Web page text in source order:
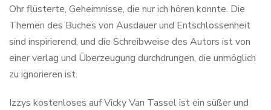
Ohr flüsterte, Geheimnisse, die nur ich hören konnte. Die
Themen des Buches von Ausdauer und Entschlossenheit
sind inspirierend, und die Schreibweise des Autors ist von
einer verlag und Überzeugung durchdrungen, die unmöglich
zu ignorieren ist.
Izzys kostenloses auf Vicky Van Tassel ist ein süßer und